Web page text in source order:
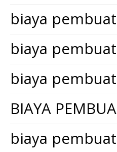
biaya
biaya
biaya
BIAYA
biaya